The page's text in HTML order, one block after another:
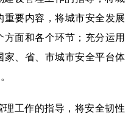
要内容，将城市安全发展
面和各个环节；充分运用
家、省、市城市安全平台体
工作的指导，将安全韧性